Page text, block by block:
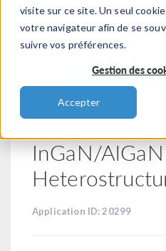
visite sur ce site. Un seul
votre navigateur afin de se
suivre vos préférences.
Gestion des
Accepter
Filtrer par produit
InGaN/
Application ID: 20299